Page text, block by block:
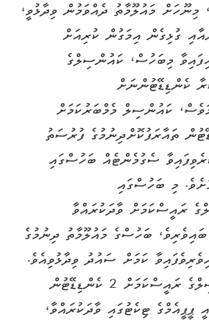
މައުލޫމާތު ދެއްވަމުން ވިދާޅުވީ،
ގުޅިގެން އިމަގުން ކުރިއަށް
މިބަހުސް، ކައުންސިލްގެ
ކެންޑިޑޭޓުންނަށް
ކައުންސިލް މެމްބަރުކަމަށް
ތައާރަފުކޮށްދިނުމުގެ ފުރުސަތު
ސެގުމެންޓެއް ބަހުސްގައި
މި ބަހުސްގައި
ރައީސްކަމަށް ވާދަކުރައްވާ
ބަހުސްގެ މައުލޫމާތު ދިނުމުގެ
ކަމަށް ސައުދު ވިދާޅުވިއެވެ.
އިހަވަންދޫ ކައުންސިލްގެ ރައީސްކަމަށް 2 ކެންޑިޑޭޓުން
ޕީޕީއެމްގެ ޓިކެޓުގައި ވާދަކުރައްވާ،